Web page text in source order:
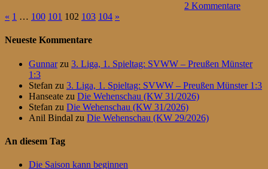
2 Kommentare
Seitennummerierung
der
« Vorherige
1 … 100 101 102 103 104 Nächste
»
Neueste Kommentare
Gunnarzu 3. Liga, 1. Spieltag: SVWW – Preußen Münster
1:3
Stefan zu 3. Liga, 1. Spieltag: SVWW – Preußen Münster 1:3
Hanseate zu Die Wehenschau (KW 31/2026)
Stefan zu Die Wehenschau (KW 31/2026)
Anil Bindal zu Die Wehenschau (KW 29/2026)
An diesem Tag
Die Saison kann beginnen